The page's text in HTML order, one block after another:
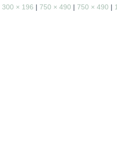
300 × 196 | 750 × 490 | 750 × 490 |